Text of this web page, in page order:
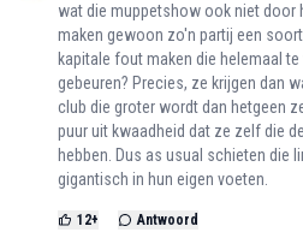
wat die muppetshow ook niet door
maken gewoon zo'n partij een
kapitale fout maken die helemaal
gebeuren? Precies, ze krijgen dan
club die groter wordt dan hetgeen
puur uit kwaadheid dat ze zelf die
hebben. Dus as usual schieten die
gigantisch in hun eigen voeten.
12+ Antwoord